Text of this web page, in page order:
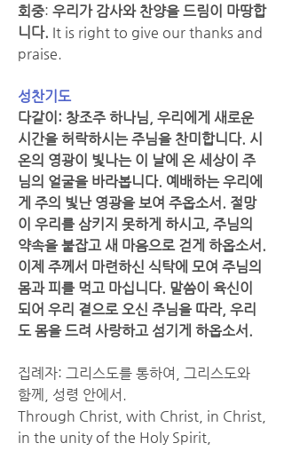
회중: 우리가 감사와 찬양을 드림이 마땅합
니다. It is right to give our thanks and
praise.
성찬기도
다같이: 창조주 하나님, 우리에게 새로운
시간을 허락하시는 주님을 찬미합니다. 시
온의 영광이 빛나는 이 날에 온 세상이 주
님의 얼굴을 바라봅니다. 예배하는 우리에
게 주의 빛난 영광을 보여 주옵소서. 절망
이 우리를 삼키지 못하게 하시고, 주님의
약속을 붙잡고 새 마음으로 걷게 하옵소서.
이제 주께서 마련하신 식탁에 모여 주님의
몸과 피를 먹고 마십니다. 말씀이 육신이
되어 우리 곁으로 오신 주님을 따라, 우리
도 몸을 드려 사랑하고 섬기게 하옵소서.
집례자: 그리스도를 통하여, 그리스도와
함께, 성령 안에서.
Through Christ, with Christ, in Christ,
in the unity of the Holy Spirit,